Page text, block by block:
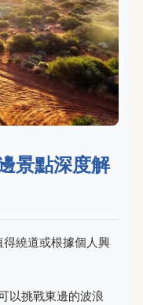
景點深度解
繞道或根據個人興
以挑戰東邊的波浪